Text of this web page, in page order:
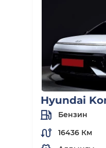
Hyundai
Бензин
16436 Км